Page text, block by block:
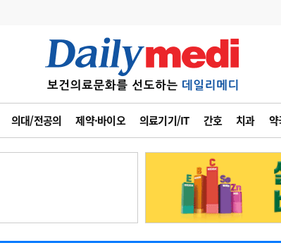
의대/전공의 제약·바이오 의료기기/IT 간호 치과
6
관리급여 실시
지필공 지원책
수련환경 개선
의과대학 입시
사고
수첩
~2026-08-31
채용시까지